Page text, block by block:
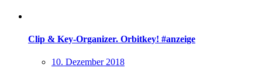
Clip & Key-Organizer. Orbitkey! #anzeige
10. Dezember 2018